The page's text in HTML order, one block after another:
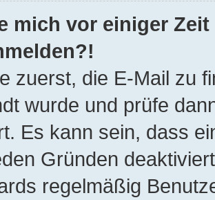
mich vor einiger
zuerst, die E-Mail zu
wurde und prüfe
Es kann sein, dass
Gründen
regelmäßig